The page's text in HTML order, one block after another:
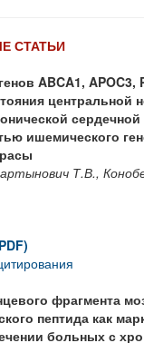
СТАТЬИ
ABCA1, APOC3,
центральной
сердечной
ишемического
Т.В.,
фрагмента
пептида как
больных с